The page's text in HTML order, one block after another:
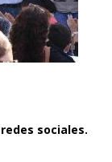
sociales.